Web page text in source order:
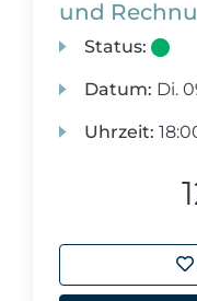
und
Status:
Datum: Di.
Uhrzeit: